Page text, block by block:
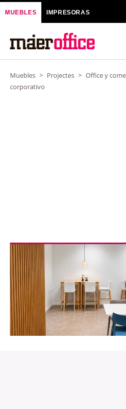
contenido
MUEBLES IMPRESORAS
Muebles > Projectes > Office y
corporativo